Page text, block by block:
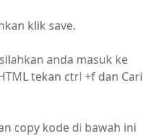
klik save.
anda masuk ke
tekan ctrl +f dan Cari
copy kode di bawah ini